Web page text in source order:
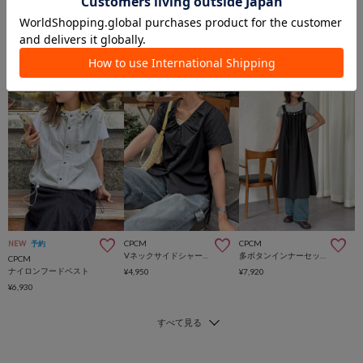
NEW 予約
CPCM
ナイロンフードベスト
¥6,930
CPCM
¥4,950
CPCM
¥7,920